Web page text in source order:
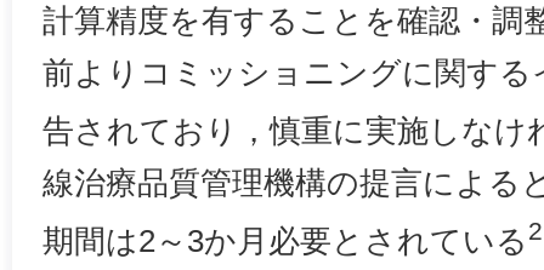
計算精度を有することを確認・調
前よりコミッショニングに関す
告されており，慎重に実施しなけ
線治療品質管理機構の提言による
期間は2～3か月必要とされている